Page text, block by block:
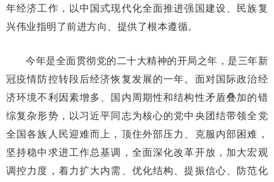
年经济工作，以中国式现代化全面推进强国建设、民族复
兴伟业指明了前进方向、提供了根本遵循。
今年是全面贯彻党的二十大精神的开局之年，是三年新
冠疫情防控转段后经济恢复发展的一年。面对国际政治经
济环境不利因素增多、国内周期性和结构性矛盾叠加的错
综复杂形势，以习近平同志为核心的党中央团结带领全党
全国各族人民迎难而上，顶住外部压力、克服内部困难，
坚持稳中求进工作总基调，全面深化改革开放，加大宏观
调控力度，着力扩大内需、优化结构、提振信心、防范化